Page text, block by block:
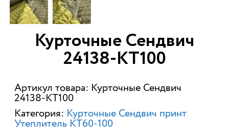
Курточные Сендвич
24138-КТ100
Артикул товара: Курточные Сендвич
24138-КТ100
Категория: Курточные Сендвич принт
Утеплитель КТ60-100